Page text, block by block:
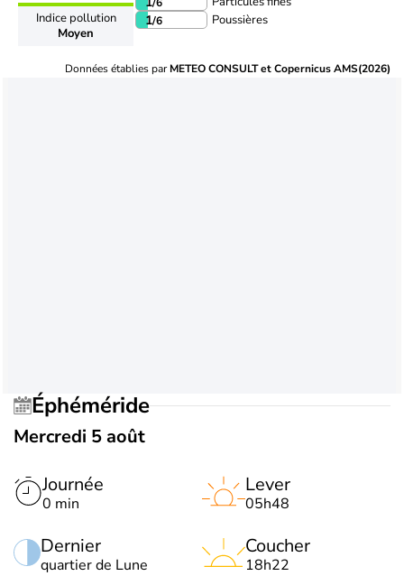
Indice pollution
Moyen
1/6 Poussières
Données établies parMETEO CONSULT et Copernicus AMS(2026)
Éphéméride
Mercredi 5 août
Journée
0 min
Dernier
quartier de Lune
Lever
05h48
Coucher
18h22